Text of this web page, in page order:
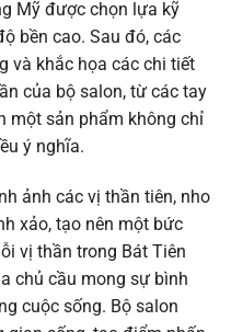
Mỹ được chọn lựa kỹ
bền cao. Sau đó, các
và khắc họa các chi tiết
của bộ salon, từ các tay
một sản phẩm không chỉ
ý nghĩa.
ảnh các vị thần tiên, nho
xảo, tạo nên một bức
vị thần trong Bát Tiên
chủ cầu mong sự bình
cuộc sống. Bộ salon